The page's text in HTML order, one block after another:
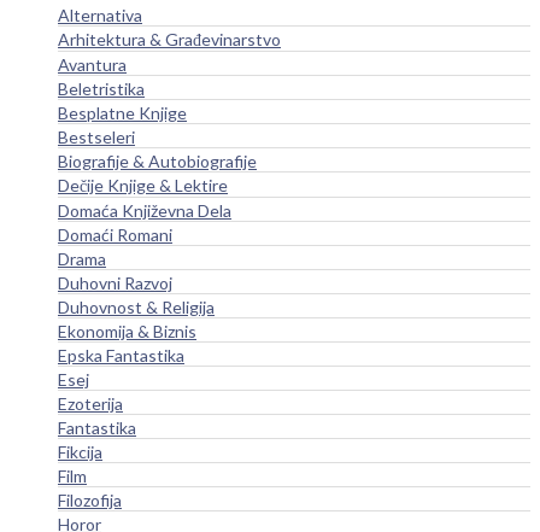
Alternativa
Arhitektura & Građevinarstvo
Avantura
Beletristika
Besplatne Knjige
Bestseleri
Biografije & Autobiografije
Dečije Knjige & Lektire
Domaća Književna Dela
Domaći Romani
Drama
Duhovni Razvoj
Duhovnost & Religija
Ekonomija & Biznis
Epska Fantastika
Esej
Ezoterija
Fantastika
Fikcija
Film
Filozofija
Horor